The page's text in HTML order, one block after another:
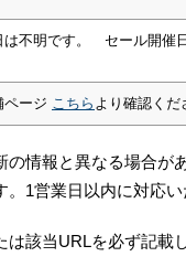
は不明です。 セール開催
ページ こちら より確認くだ
情報と異なる場合が
1営業日以内に対応い
該当URLを必ず記載